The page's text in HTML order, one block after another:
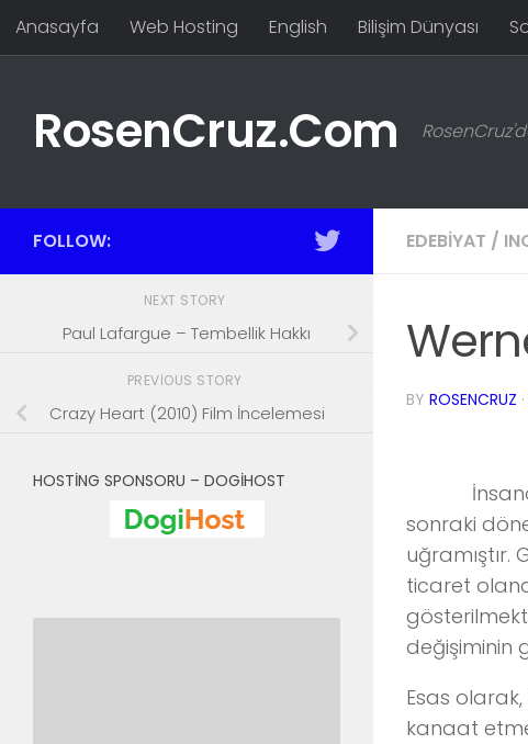
Skip to content
Anasayfa Web Hosting English Bilişim Dünyası
RosenCruz.Com
EDEBIYAT /
BY ROSENCRUZ ·
sonraki
ticaret
değişiminin
Esas
kanaat
FOLLOW:
NEXT STORY
Paul Lafargue – Tembellik Hakkı
PREVIOUS STORY
Crazy Heart (2010) Film İncelemesi
HOSTING SPONSORU – DOGIHOST